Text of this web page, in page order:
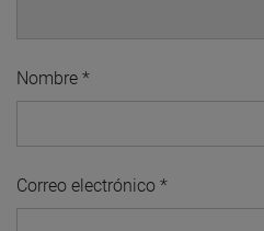
Nombre *
Correo electrónico *